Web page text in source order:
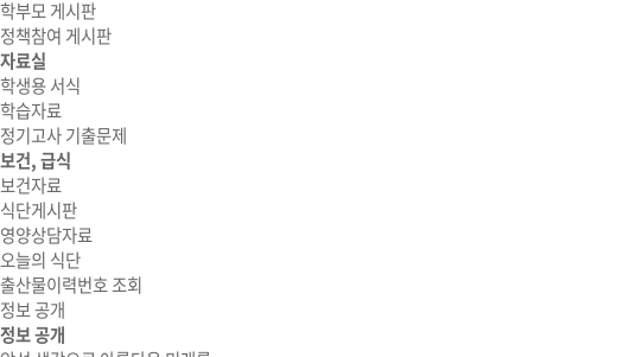
학부모 게시판
정책참여 게시판
자료실
학생용 서식
학습자료
정기고사 기출문제
보건, 급식
보건자료
식단게시판
영양상담자료
오늘의 식단
출산물이력번호 조회
정보 공개
정보 공개